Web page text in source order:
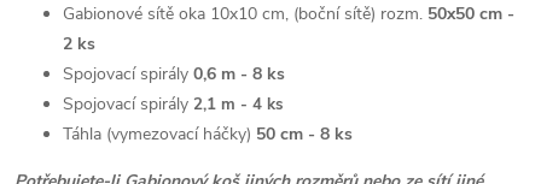
Gabionové sítě oka 10x10 cm, (boční sítě) rozm. 50x50 cm -
2 ks
Spojovací spirály 0,6 m - 8 ks
Spojovací spirály 2,1 m - 4 ks
Táhla (vymezovací háčky) 50 cm - 8 ks